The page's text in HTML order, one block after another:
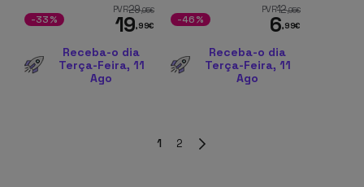
PVR29,95€
19,99€
-33%
Receba-o dia
Terça-Feira, 11
Ago
PVR12,95€
6,99€
-46%
Receba-o dia
Terça-Feira, 11
Ago
1 2